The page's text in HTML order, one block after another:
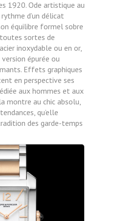
1920. Ode artistique au
d’un délicat
équilibre formel sobre
sortes de
inoxydable ou en or,
épurée ou
Effets graphiques
en perspective ses
aux hommes et aux
montre au chic absolu,
qu’elle
des garde-temps